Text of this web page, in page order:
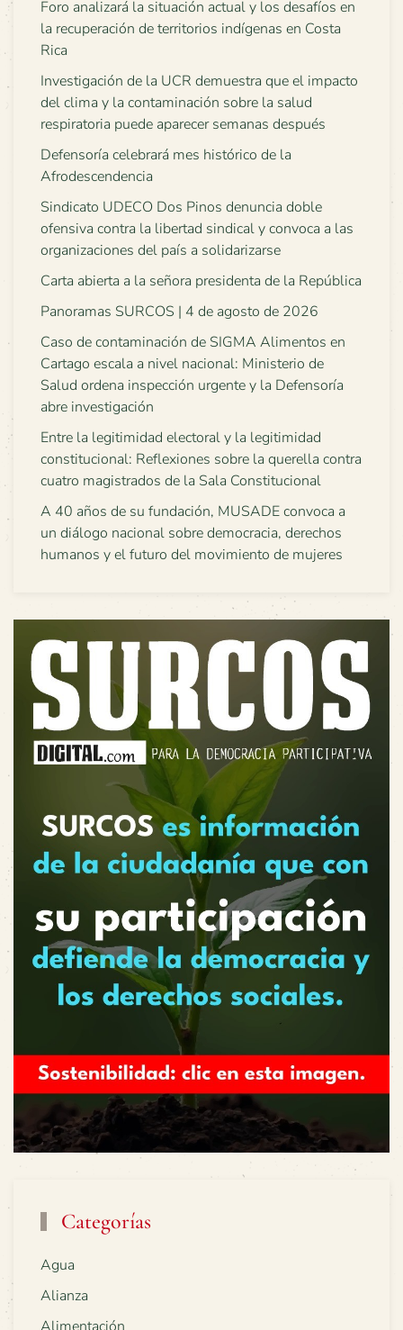
Foro analizará la situación actual y los desafíos en
la recuperación de territorios indígenas en Costa
Rica
Investigación de la UCR demuestra que el impacto
del clima y la contaminación sobre la salud
respiratoria puede aparecer semanas después
Defensoría celebrará mes histórico de la
Afrodescendencia
Sindicato UDECO Dos Pinos denuncia doble
ofensiva contra la libertad sindical y convoca a las
organizaciones del país a solidarizarse
Carta abierta a la señora presidenta de la República
Panoramas SURCOS | 4 de agosto de 2026
Caso de contaminación de SIGMA Alimentos en
Cartago escala a nivel nacional: Ministerio de
Salud ordena inspección urgente y la Defensoría
abre investigación
Entre la legitimidad electoral y la legitimidad
constitucional: Reflexiones sobre la querella contra
cuatro magistrados de la Sala Constitucional
A 40 años de su fundación, MUSADE convoca a
un diálogo nacional sobre democracia, derechos
humanos y el futuro del movimiento de mujeres
Categorías
Agua
Alianza
Alimentación